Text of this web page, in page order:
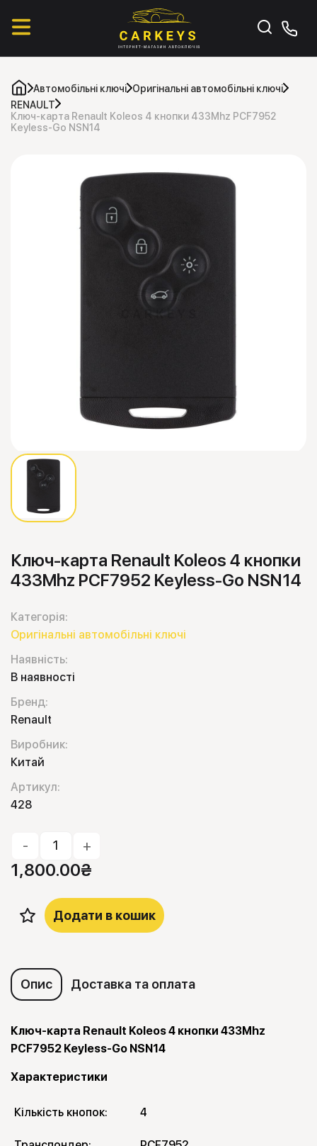
Автомобільні ключі Оригінальні автомобільні ключі
RENAULT
Ключ-карта Renault Koleos 4 кнопки 433Mhz PCF7952
Keyless-Go NSN14
Ключ-карта Renault Koleos 4 кнопки
433Mhz PCF7952 Keyless-Go NSN14
Категорія:
Оригінальні автомобільні ключі
Наявність:
В наявності
Бренд:
Renault
Виробник:
Китай
Артикул:
428
- +
1,800.00₴
Додати в кошик
Опис Доставка та оплата
Ключ-карта Renault Koleos 4 кнопки 433Mhz
PCF7952 Keyless-Go NSN14
Характеристики
Кількість кнопок: 4